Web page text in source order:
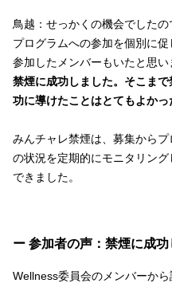
鳥越：せっかくの機会でしたの
プログラムへの参加を個別に
参加したメンバーもいたと思い
禁煙に成功しました。そこま
功に導けたことはとてもよかっ
みんチャレ禁煙は、募集から
の状況を定期的にモニタリン
できました。
ー 参加者の声：禁煙に成
Wellness委員会のメンバーか